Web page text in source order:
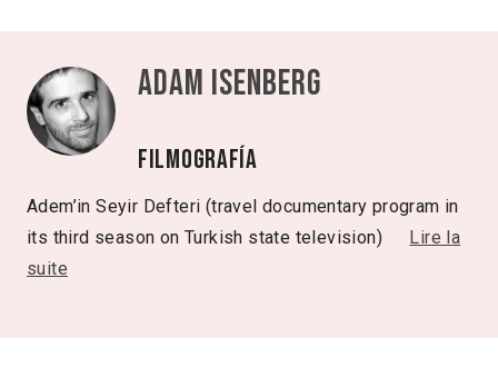
Adam Isenberg
Filmografía
Adem’in Seyir Defteri (travel documentary program in
its third season on Turkish state television)
Lire la
suite